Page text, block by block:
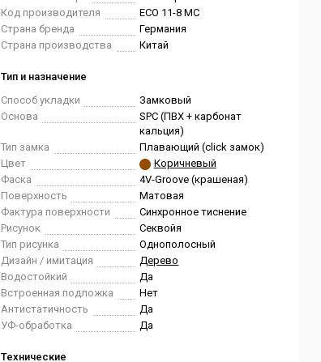
Код производителя
ECO 11-8 MC
Страна бренда
Германия
Страна производства
Китай
Тип и назначение
Способ укладки
Замковый
Основа
SPC (ПВХ + карбонат
кальция)
Тип замка
Плавающий (click замок)
Цвет
Коричневый
Фаска
4V-Groove (крашеная)
Поверхность
Матовая
Фактура поверхности
Синхронное тиснение
Рисунок
Секвойя
Тип рисунка
Однополосный
Дизайн / имитация
Дерево
Водостойкий
Да
Встроенная подложка
Нет
Антистатичность
Да
УФ-обработка
Да
Технические